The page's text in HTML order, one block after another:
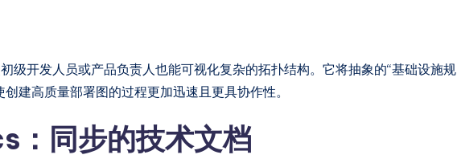
级开发人员或产品负责人也能可视化复杂的拓扑结构。它将抽象的“基础设施规
建高质量部署图的过程更加迅速且更具协作性。
同步的技术文档